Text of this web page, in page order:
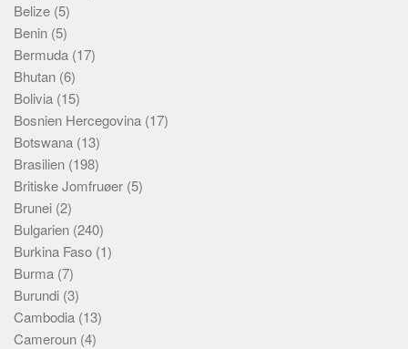
Belize (5)
Benin (5)
Bermuda (17)
Bhutan (6)
Bolivia (15)
Bosnien Hercegovina (17)
Botswana (13)
Brasilien (198)
Britiske Jomfruøer (5)
Brunei (2)
Bulgarien (240)
Burkina Faso (1)
Burma (7)
Burundi (3)
Cambodia (13)
Cameroun (4)